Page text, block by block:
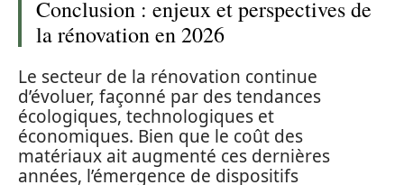
Conclusion : enjeux et perspectives de
la rénovation en 2026
Le secteur de la rénovation continue
d’évoluer, façonné par des tendances
écologiques, technologiques et
économiques. Bien que le coût des
matériaux ait augmenté ces dernières
années, l’émergence de dispositifs